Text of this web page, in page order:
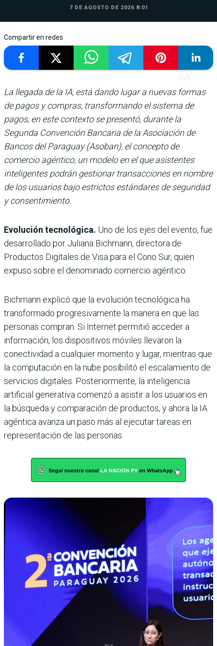
7 DE AGOSTO DE 2026 8:01
Compartir en redes
La llegada de la IA, está dando lugar a nuevas formas
de pagos y compras, transformando el sistema de
pagos, en este contexto se presentó, durante la
Segunda Convención Bancaria de la Asociación de
Bancos del Paraguay (Asoban), el concepto de
comercio agéntico, un modelo en el que asistentes
inteligentes podrán gestionar transacciones en nombre
de los usuarios bajo estrictos estándares de seguridad
y consentimiento.
Evolución tecnológica. Uno de los ejes del evento, fue
desarrollado por Juliana Bichmann, directora de
Productos Digitales de Visa para el Cono Sur, quien
expuso sobre el denominado comercio agéntico.
Bichmann explicó que la evolución tecnológica ha
transformado progresivamente la manera en que las
personas compran. Si Internet permitió acceder a
información, los dispositivos móviles llevaron la
conectividad a cualquier momento y lugar, mientras que
la computación en la nube posibilitó el escalamiento de
servicios digitales. Posteriormente, la inteligencia
artificial generativa comenzó a asistir a los usuarios en
la búsqueda y comparación de productos, y ahora la IA
agéntica avanza un paso más al ejecutar tareas en
representación de las personas.